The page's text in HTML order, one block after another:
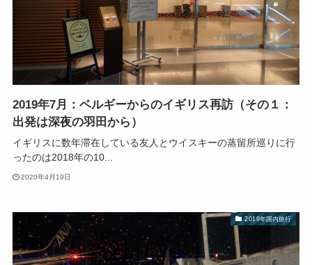
2019年7月：ベルギーからのイギリス再訪（その１：
出発は深夜の羽田から）
イギリスに数年滞在している友人とウイスキーの蒸留所巡りに行
ったのは2018年の10...
2020年4月19日
2019年国内旅行